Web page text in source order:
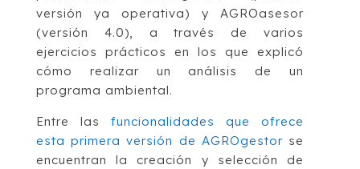
versión ya operativa) y AGROasesor
(versión 4.0), a través de varios
ejercicios prácticos en los que explicó
cómo realizar un análisis de un
programa ambiental.
Entre las
funcionalidades que ofrece
esta primera versión de AGROgestor se
encuentran la creación y selección de